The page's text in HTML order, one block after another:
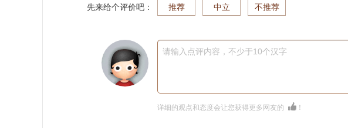
先来给个评价吧： 推荐 中立 不推荐
请输入点评内容，不少于10个汉字
详细的观点和态度会让您获得更多网友的 ！